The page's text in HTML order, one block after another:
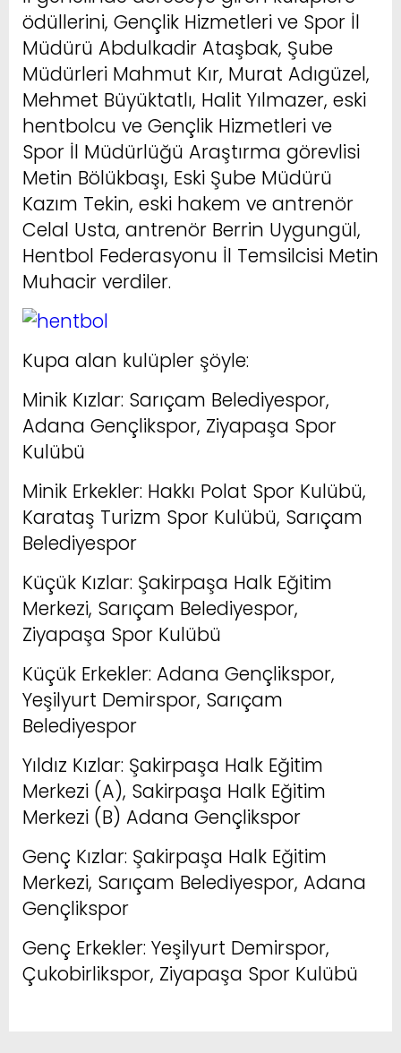
ödüllerini, Gençlik Hizmetleri ve Spor İl
Müdürü Abdulkadir Ataşbak, Şube
Müdürleri Mahmut Kır, Murat Adıgüzel,
Mehmet Büyüktatlı, Halit Yılmazer, eski
hentbolcu ve Gençlik Hizmetleri ve
Spor İl Müdürlüğü Araştırma görevlisi
Metin Bölükbaşı, Eski Şube Müdürü
Kazım Tekin, eski hakem ve antrenör
Celal Usta, antrenör Berrin Uygungül,
Hentbol Federasyonu İl Temsilcisi Metin
Muhacir verdiler.
Kupa alan kulüpler şöyle:
Minik Kızlar: Sarıçam Belediyespor,
Adana Gençlikspor, Ziyapaşa Spor
Kulübü
Minik Erkekler: Hakkı Polat Spor Kulübü,
Karataş Turizm Spor Kulübü, Sarıçam
Belediyespor
Küçük Kızlar: Şakirpaşa Halk Eğitim
Merkezi, Sarıçam Belediyespor,
Ziyapaşa Spor Kulübü
Küçük Erkekler: Adana Gençlikspor,
Yeşilyurt Demirspor, Sarıçam
Belediyespor
Yıldız Kızlar: Şakirpaşa Halk Eğitim
Merkezi (A), Sakirpaşa Halk Eğitim
Merkezi (B) Adana Gençlikspor
Genç Kızlar: Şakirpaşa Halk Eğitim
Merkezi, Sarıçam Belediyespor, Adana
Gençlikspor
Genç Erkekler: Yeşilyurt Demirspor,
Çukobirlikspor, Ziyapaşa Spor Kulübü